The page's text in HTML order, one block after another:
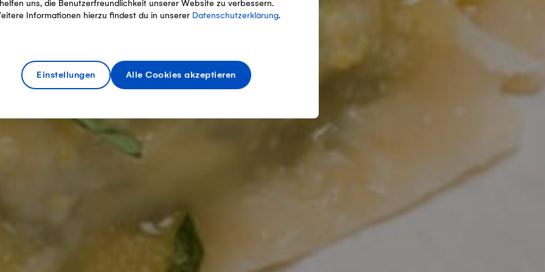
uns, die Benutzerfreundlichkeit unserer Website zu verbessern.
Informationen hierzu findest du in unserer Datenschutzerklärung.
Einstellungen Alle Cookies akzeptieren